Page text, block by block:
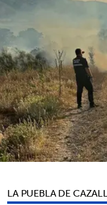
LA PUEBLA DE